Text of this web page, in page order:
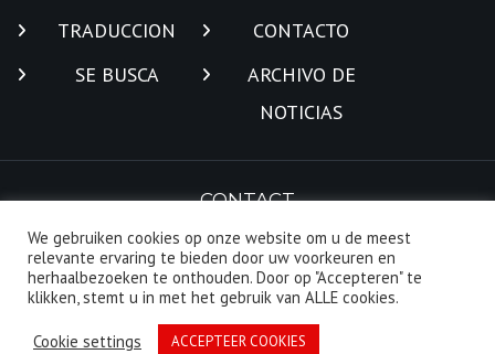
TRADUCCION
CONTACTO
SE BUSCA
ARCHIVO DE
NOTICIAS
CONTACT
We gebruiken cookies op onze website om u de meest
relevante ervaring te bieden door uw voorkeuren en
herhaalbezoeken te onthouden. Door op "Accepteren" te
klikken, stemt u in met het gebruik van ALLE cookies.
Cookie settings ACCEPTEER COOKIES